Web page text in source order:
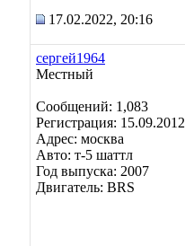
17.02.2022, 20:16
сергей1964
Местный
Сообщений: 1,083
Регистрация: 15.09.2012
Адрес: москва
Авто: т-5 шаттл
Год выпуска: 2007
Двигатель: BRS